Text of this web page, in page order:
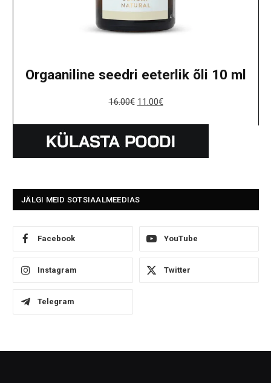
Orgaaniline seedri eeterlik õli 10 ml
16.00€ 11.00€
JÄLGI MEID SOTSIAALMEEDIAS
Facebook YouTube
Instagram Twitter
Telegram